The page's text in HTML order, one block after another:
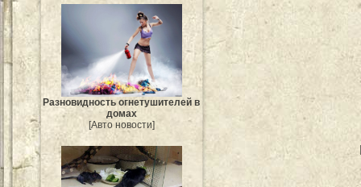
Разновидность огнетушителей в
домах
[Авто новости]